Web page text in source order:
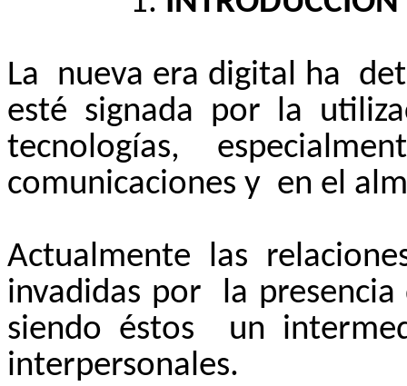
La nueva era digital ha
esté signada por la
tecnologías,
comunicaciones y en el
Actualmente las
invadidas por
la
siendo éstos
un
interpersonales.